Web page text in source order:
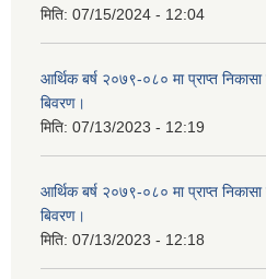
मिति: 07/15/2024 - 12:04
आर्थिक बर्ष २०७९-०८० मा प्राप्त
बिवरण।
मिति: 07/13/2023 - 12:19
आर्थिक बर्ष २०७९-०८० मा प्राप्त
बिवरण।
मिति: 07/13/2023 - 12:18